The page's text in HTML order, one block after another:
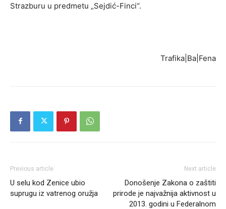
Strazburu u predmetu „Sejdić-Finci“.
Trafika|Ba|Fena
Previous article
U selu kod Zenice ubio
suprugu iz vatrenog oružja
Next article
Donošenje Zakona o zaštiti
prirode je najvažnija aktivnost u
2013. godini u Federalnom